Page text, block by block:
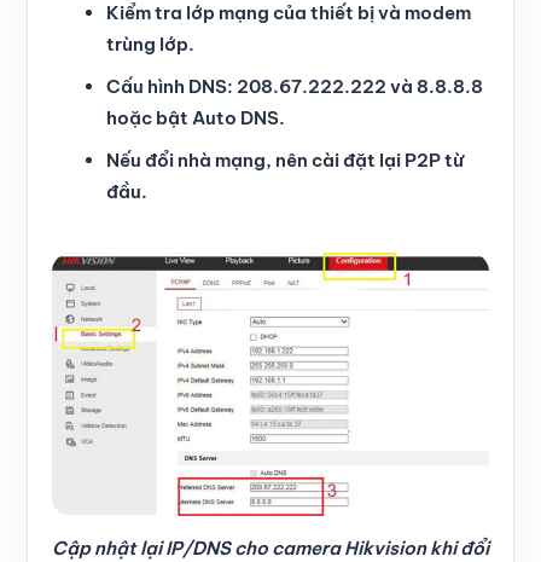
Kiểm tra lớp mạng của thiết bị và modem
trùng lớp.
Cấu hình DNS: 208.67.222.222 và 8.8.8.8
hoặc bật Auto DNS.
Nếu đổi nhà mạng, nên cài đặt lại P2P từ
đầu.
Cập nhật lại IP/DNS cho camera Hikvision khi đổi